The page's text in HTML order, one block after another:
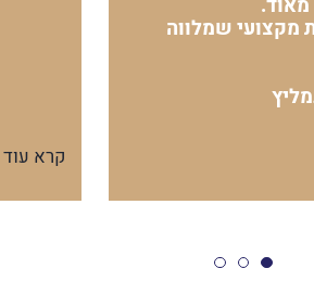
מקצועי שמלווה
קרא עוד